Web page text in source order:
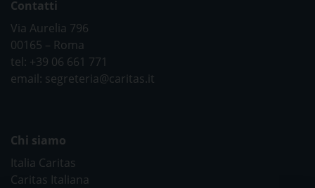
Contatti
Via Aurelia 796
00165 – Roma
tel: +39 06 661 771
email: segreteria@caritas.it
Chi siamo
Italia Caritas
Caritas Italiana